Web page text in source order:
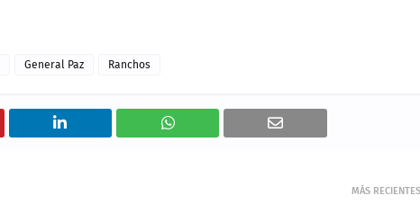
General Paz Ranchos
MÁS RECIENTES